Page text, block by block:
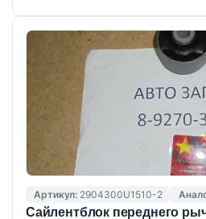
Артикул: 2904300U1510-2
Сайлентблок переднего